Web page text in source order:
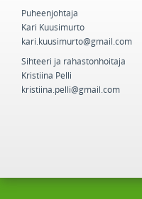
Puheenjohtaja
Kari Kuusimurto
kari.kuusimurto@gmail.com
Sihteeri ja rahastonhoitaja
Kristiina Pelli
kristiina.pelli@gmail.com